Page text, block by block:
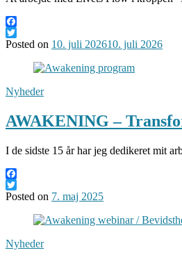
Facebook
Twitter
Posted on 10. juli 202610. juli 2026
Nyheder
AWAKENING –
I de sidste 15 år har jeg dedikeret mit
Facebook
Twitter
Posted on 7. maj 2025
Nyheder